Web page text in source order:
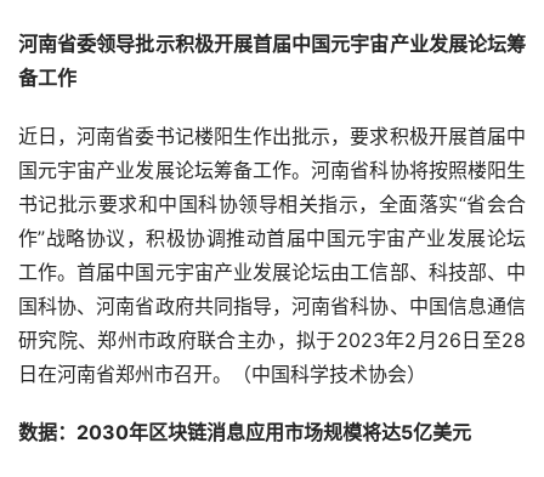
河南省委领导批示积极开展首届中国元宇宙产业发展论坛筹
备工作
近日，河南省委书记楼阳生作出批示，要求积极开展首届中
国元宇宙产业发展论坛筹备工作。河南省科协将按照楼阳生
书记批示要求和中国科协领导相关指示，全面落实“省会合
作”战略协议，积极协调推动首届中国元宇宙产业发展论坛
工作。首届中国元宇宙产业发展论坛由工信部、科技部、中
国科协、河南省政府共同指导，河南省科协、中国信息通信
研究院、郑州市政府联合主办，拟于2023年2月26日至28
日在河南省郑州市召开。（中国科学技术协会）
数据：2030年区块链消息应用市场规模将达5亿美元